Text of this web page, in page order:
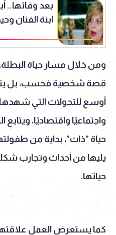
بعد وفاتها..
ابنة الفنان
ومن خلال مسار حياة
قصة شخصية فحسب، بل
أوسع للتحولات التي
واجتماعيًا واقتصاديًا،
حياة "ذات"، بداية من
يليها من أحداث وتجارب
حياتها.
كما يستعرض العمل علاقتها